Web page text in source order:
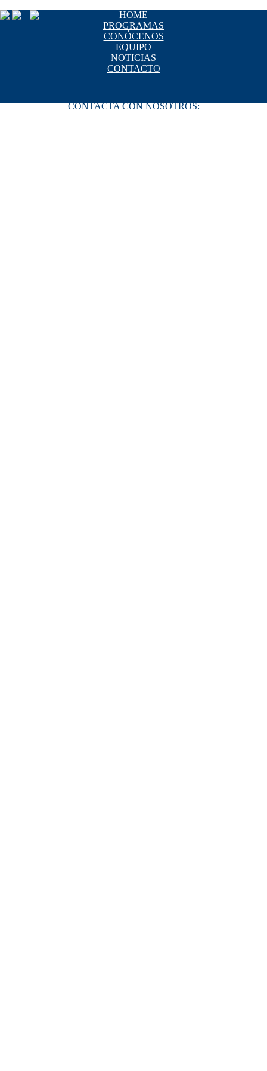
HOME
PROGRAMAS
CONÓCENOS
EQUIPO
NOTICIAS
CONTACTO
CONTACTA CON NOSOTROS: